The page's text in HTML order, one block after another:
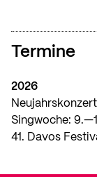
Termine
2026
Singwoche:
41. Davos